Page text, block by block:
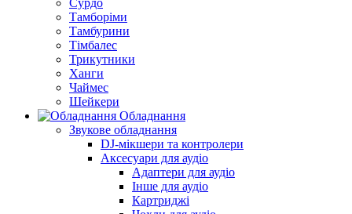
Сурдо
Тамборіми
Тамбурини
Тімбалес
Трикутники
Ханги
Чаймес
Шейкери
Обладнання
Звукове обладнання
DJ-мікшери та контролери
Аксесуари для аудіо
Адаптери для аудіо
Інше для аудіо
Картриджі